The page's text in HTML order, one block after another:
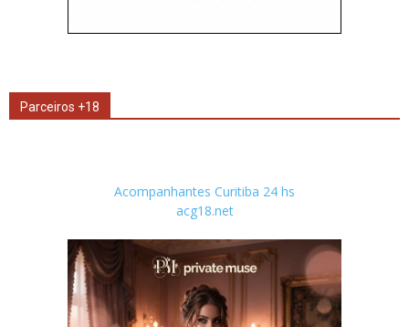
Parceiros +18
Acompanhantes Curitiba 24 hs
acg18.net